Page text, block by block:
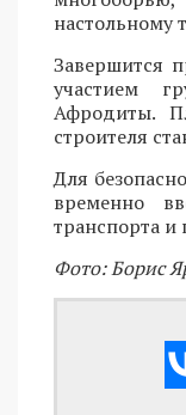
настольному
Завершится
участием
Афродиты.
строителя
Для
временно
транспорта и
Фото: Борис